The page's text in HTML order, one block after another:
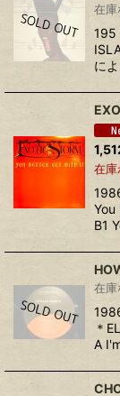
在庫
195
に
在庫
You
B1
在庫
＊
A